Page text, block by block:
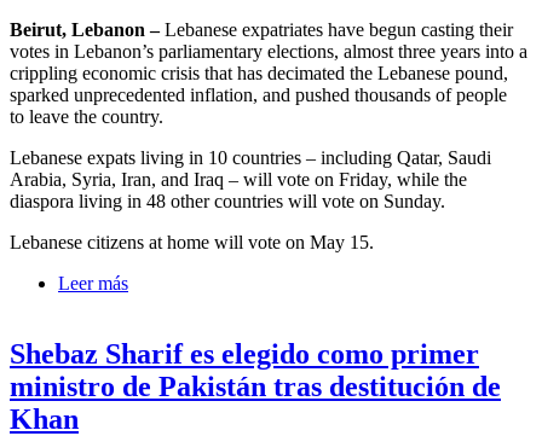
Beirut, Lebanon –Lebanese expatriates have begun casting their
votes in Lebanon’s parliamentary elections, almost three years into a
crippling economic crisis that has decimated the Lebanese pound,
sparked unprecedented inflation, and pushed thousands of people
to leave the country.
Lebanese expats living in 10 countries – including Qatar, Saudi
Arabia, Syria, Iran, and Iraq – will vote on Friday, while the
diaspora living in 48 other countries will vote on Sunday.
Lebanese citizens at home will vote on May 15.
Leer más
Shebaz Sharif es elegido como primer
ministro de Pakistán tras destitución de
Khan